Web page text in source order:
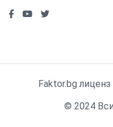
Faktor.bg
© 2024